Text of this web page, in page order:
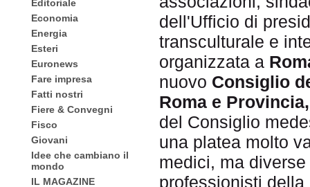
Editoriale
Economia
Energia
Esteri
Euronews
Fare impresa
Fatti nostri
Fiere & Convegni
Fisco
Giovani
Idee che cambiano il
mondo
IL MAGAZINE
dell'Ufficio di
transculturale e
organizzata a
nuovo Consiglio
Roma e
del Consiglio
una platea molto
medici, ma
professionisti